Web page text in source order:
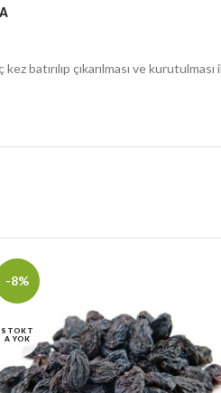
batırılıp çıkarılması ve kurutulması
-8%
STOKT
A YOK